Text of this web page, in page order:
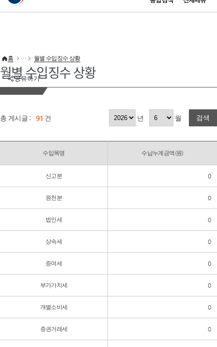
이 누리집은 대한민국 공식 전자정부 누리집입니다.
공유하기
홈 월별 수입징수 상황
월별 수입징수 상황
총 게시글 : 91 건 년 월 검색
수입목명 수납누계금액(원)
신고분 0
원천분 0
법인세 0
상속세 0
증여세 0
부가가치세 0
개별소비세 0
증권거래세 0